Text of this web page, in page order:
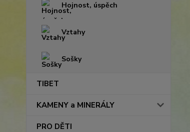
Hojnost, úspěch
Vztahy
Sošky
TIBET
KAMENY a MINERÁLY
PRO DĚTI